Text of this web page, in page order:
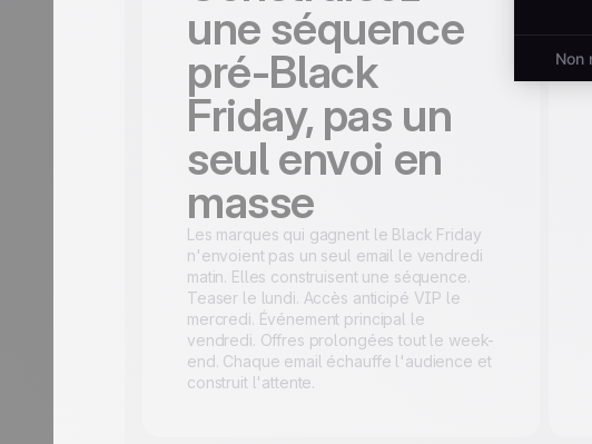
une séquence
pré-Black
Friday, pas un
seul envoi en
masse
Les marques qui gagnent le Black Friday
n'envoient pas un seul email le vendredi
matin. Elles construisent une séquence.
Teaser le lundi. Accès anticipé VIP le
mercredi. Événement principal le
vendredi. Offres prolongées tout le week-
end. Chaque email échauffe l'audience et
construit l'attente.